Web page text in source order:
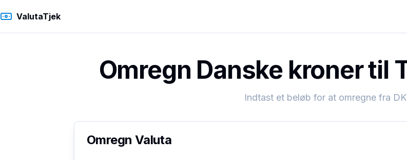
ValutaTjek
Omregn Danske kroner til
Indtast et beløb for at omregne fra
Omregn Valuta